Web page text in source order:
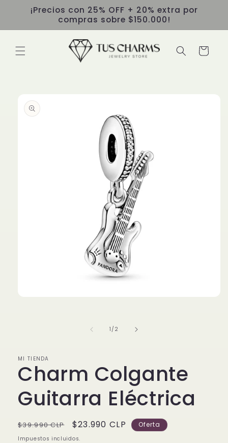
directamente
¡Precios con 25% OFF + 20% extra por
compras sobre $150.000!
Carrito
información
del producto
1 /de
2
MI TIENDA
Charm Colgante
Guitarra Eléctrica
Precio
habitual
$39.990 CLP
Precio
de
$23.990 CLP Oferta
Impuestos incluidos.